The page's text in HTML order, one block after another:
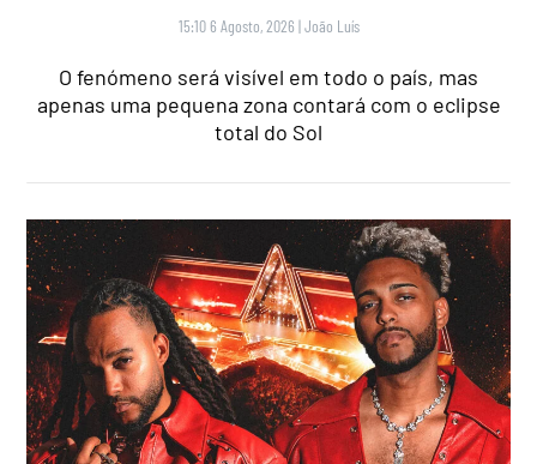
15:10 6 Agosto, 2026 |João Luís
O fenómeno será visível em todo o país, mas
apenas uma pequena zona contará com o eclipse
total do Sol